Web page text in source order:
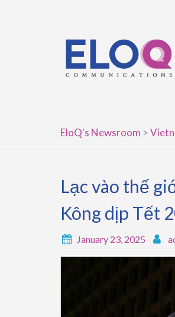
EloQ's Newsroom >
Lạc vào thế
Kông dịp Tết
January 23, 2025